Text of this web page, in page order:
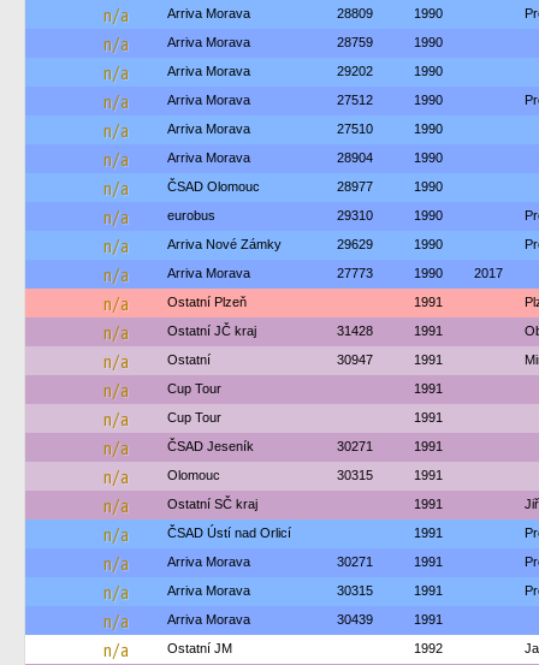
n/a Arriva Morava 28809 1990
n/a Arriva Morava 28759 1990
n/a Arriva Morava 29202 1990
n/a Arriva Morava 27512 1990
n/a Arriva Morava 27510 1990
n/a Arriva Morava 28904 1990
n/a ČSAD Olomouc 28977 1990
n/a eurobus 29310 1990
n/a Arriva Nové Zámky 29629 1990
n/a Arriva Morava 27773 1990 2017
n/a Ostatní Plzeň 1991
n/a Ostatní JČ kraj 31428 1991
n/a Ostatní 30947 1991
n/a Cup Tour 1991
n/a Cup Tour 1991
n/a ČSAD Jeseník 30271 1991
n/a Olomouc 30315 1991
n/a Ostatní SČ kraj 1991
n/a ČSAD Ústí nad Orlicí 1991
n/a Arriva Morava 30271 1991
n/a Arriva Morava 30315 1991
n/a Arriva Morava 30439 1991
n/a Ostatní JM 1992